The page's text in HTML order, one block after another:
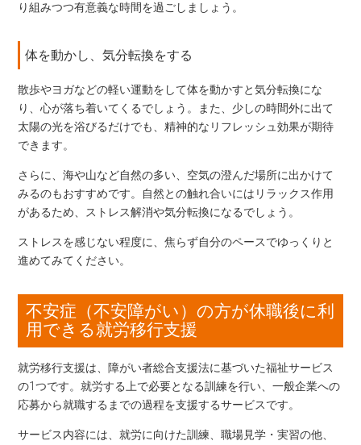
り組みつつ有意義な時間を過ごしましょう。
体を動かし、気分転換をする
散歩やヨガなどの軽い運動をして体を動かすと気分転換にな
り、心が落ち着いてくるでしょう。また、少しの時間外に出て
太陽の光を浴びるだけでも、精神的なリフレッシュ効果が期待
できます。
さらに、海や山など自然の多い、空気の澄んだ場所に出かけて
みるのもおすすめです。自然との触れ合いにはリラックス作用
があるため、ストレス解消や気分転換になるでしょう。
ストレスを感じない程度に、焦らず自分のペースでゆっくりと
進めてみてください。
不安症（不安障がい）の方が休職後に利
用できる就労移行支援
就労移行支援は、障がい者総合支援法に基づいた福祉サービス
の1つです。就労する上で必要となる訓練を行い、一般企業への
応募から就職するまでの過程を支援するサービスです。
サービス内容には、就労に向けた訓練、職場見学・実習の他、